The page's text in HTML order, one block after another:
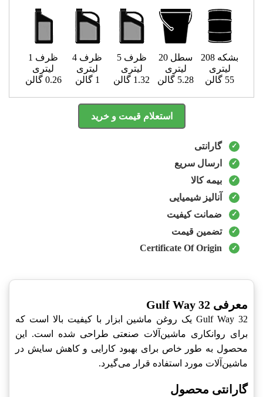
بشکه 208
لیتری
55 گالن
سطل 20
لیتری
5.28 گالن
ظرف 5
لیتری
1.32 گالن
ظرف 4
لیتری
1 گالن
ظرف 1
لیتری
0.26 گالن
استعلام قیمت و خرید
گارانتی
ارسال سریع
بیمه کالا
آنالیز شیمیایی
ضمانت کیفیت
تضمین قیمت
Certificate Of Origin
معرفی Gulf Way 32
Gulf Way 32 یک روغن ماشین ابزار با کیفیت بالا است که
برای روانکاری ماشین‌آلات صنعتی طراحی شده است. این
محصول به طور خاص برای بهبود کارایی و کاهش سایش در
ماشین‌آلات مورد استفاده قرار می‌گیرد.
گارانتی محصول